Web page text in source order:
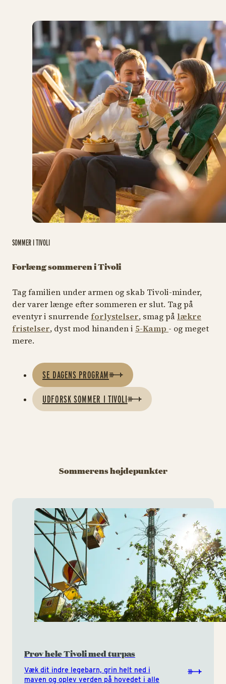
Forlæng sommeren i Tivoli
SOMMER I TIVOLI
Tag familien under armen og skab Tivoli-minder,
der varer længe efter sommeren er slut. Tag på
eventyr i snurrende forlystelser, smag på lækre
fristelser, dyst mod hinanden i 5-Kamp - og meget
mere.
SE DAGENS PROGRAM
UDFORSK SOMMER I TIVOLI
Sommerens højdepunkter
Prøv hele Tivoli med turpas
Væk dit indre legebarn, grin helt ned i
maven og oplev verden på hovedet i alle